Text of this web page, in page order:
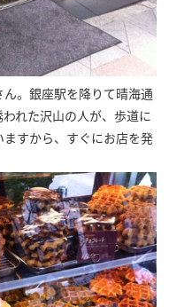
。銀座駅を降りて晴海通
れた沢山の人が、歩道に
すから、すぐにお店を発